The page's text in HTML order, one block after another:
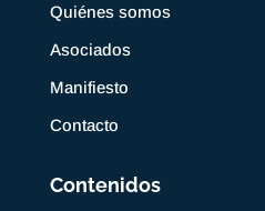
Quiénes somos
Asociados
Manifiesto
Contacto
Contenidos